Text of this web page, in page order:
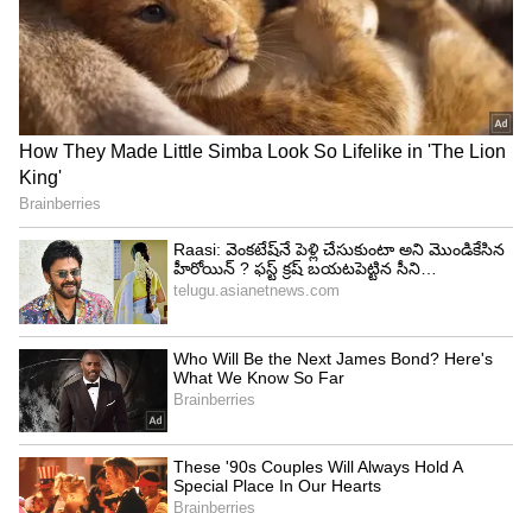
ప్రదీప్‌ గేమ్‌ చూస్తుంటే, ఆగ్జైటీ లేని తనకు ఆగ్జైటీ వస్తుందని
మాళవిక ముద్దు ముద్దుగా చెప్పడం విశేషం. అనంతరం
మాళవిక చేత దాగుడు మూతలు ఆడిపించాడు ప్రదీప్‌. దీనికి
నందినిరెడ్డి రియాక్ట్ అవుతూ, నాకు ఎందుకో ఈ మొత్తం
ప్రొసీజర్‌లో.. ప్రదీప్‌నీకు లైన్‌ వేయడానికి ట్రై చేస్తున్నట్టు
తనకు అనుమానంగా ఉందని చెప్పడం విశేం. అనంతరం
మాళవిక ఇక ఆగలేకపోయింది. దొరికిన క్యాలీ ఫ్లవర్‌
తీసుకుని ప్రదీప్‌కి ప్రపోజ్‌ చేసింది. దీంతో ప్రదీప్‌ మొదట
ఆనందంలో ఉబ్బితబ్బిబ్బయ్యాడు.